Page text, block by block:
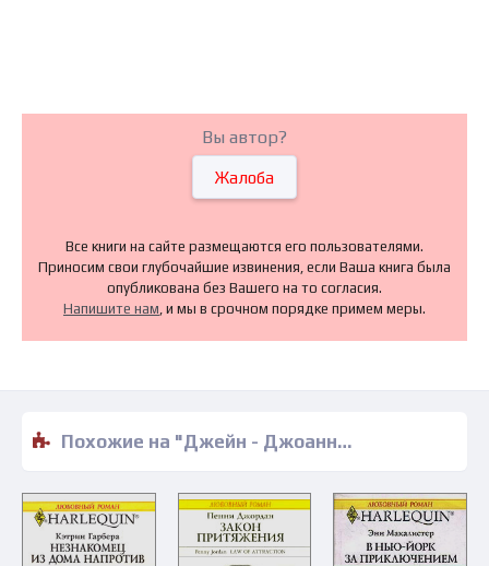
Вы автор?
Жалоба
Все книги на сайте размещаются его пользователями.
Приносим свои глубочайшие извинения, если Ваша книга была
опубликована без Вашего на то согласия.
Напишите нам, и мы в срочном порядке примем меры.
Похожие на "Джейн - Джоанна Нельсон" книги читать бесплатно полные версии